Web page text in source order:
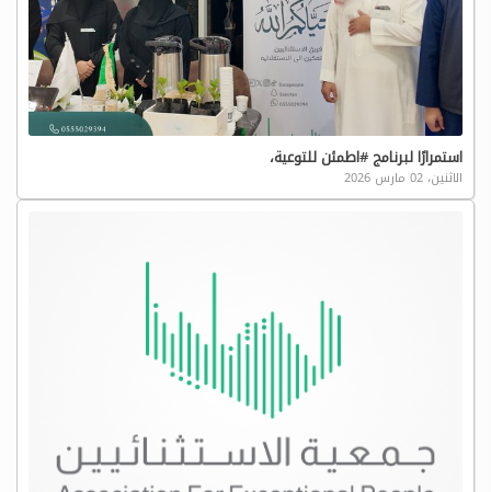
استمرارًا لبرنامج #اطمئن للتوعية،
الاثنين، 02 مارس 2026